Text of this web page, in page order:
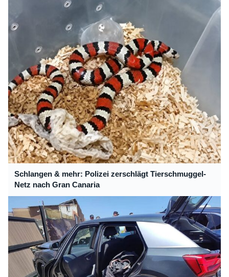
Schlangen & mehr: Polizei zerschlägt Tierschmuggel-
Netz nach Gran Canaria